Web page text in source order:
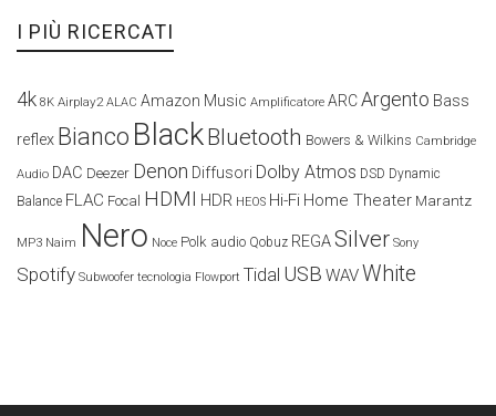
I PIÙ RICERCATI
4k 8K Airplay2 ALAC Amazon Music Amplificatore ARCArgento Bass
reflex Bianco BlackBluetooth Bowers & Wilkins Cambridge
Audio DAC Deezer Denon Diffusori Dolby Atmos DSD Dynamic
Balance FLAC Focal HDMI HDR HEOS Hi-Fi Home Theater Marantz
MP3 Naim Nero Noce Polk audio Qobuz REGASilver Sony
Spotify Subwoofer tecnologia Flowport Tidal USB WAVWhite